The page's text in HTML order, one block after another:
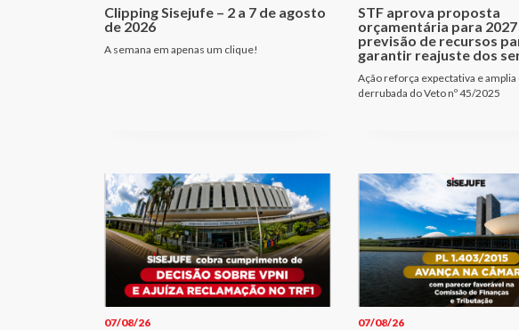
Clipping Sisejufe – 2 a 7 de agosto
de 2026
A semana em apenas um clique!
STF aprova proposta
orçamentária para 2027
previsão de recursos
garantir reajuste dos
Ação reforça expectativa e amplia
derrubada do Veto nº 45/2025
07/08/26 07/08/26